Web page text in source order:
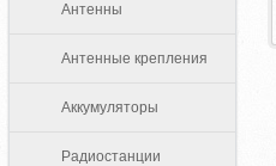
Антенны
Антенные крепления
Аккумуляторы
Радиостанции